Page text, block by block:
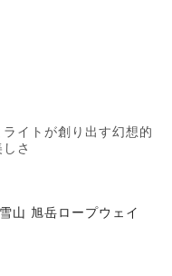
イトが創り出す幻想的
さ
山 旭岳ロープウェイ